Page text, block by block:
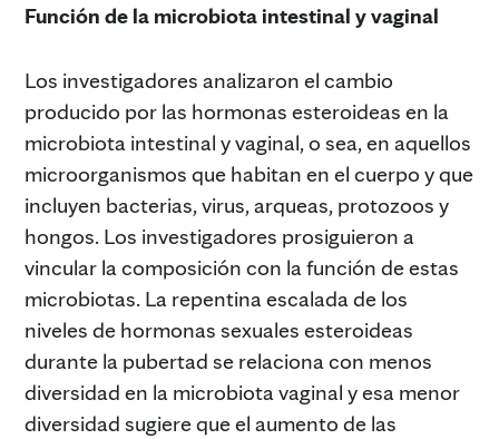
Función de la microbiota intestinal y vaginal
Los investigadores analizaron el cambio
producido por las hormonas esteroideas en la
microbiota intestinal y vaginal, o sea, en aquellos
microorganismos que habitan en el cuerpo y que
incluyen bacterias, virus, arqueas, protozoos y
hongos. Los investigadores prosiguieron a
vincular la composición con la función de estas
microbiotas. La repentina escalada de los
niveles de hormonas sexuales esteroideas
durante la pubertad se relaciona con menos
diversidad en la microbiota vaginal y esa menor
diversidad sugiere que el aumento de las